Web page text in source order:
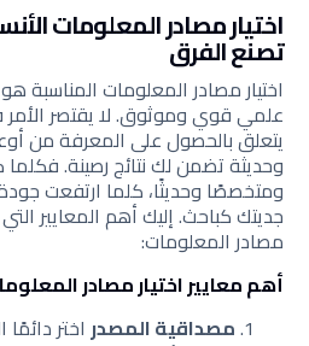
اختيار مصادر المعلومات
تصنع الفرق
اختيار مصادر المعلومات المناسبة
علمي قوي وموثوق. لا يقتصر الأمر
يتعلق بالحصول على المعرفة من
وحديثة تضمن لك نتائج رصينة. فكلما
ومتخصصًا وحديثًا، كلما ارتفعت
جديتك كباحث. إليك أهم المعايير
مصادر المعلومات:
أهم معايير اختيار مصادر
مصداقية المصدراختر دائمًا